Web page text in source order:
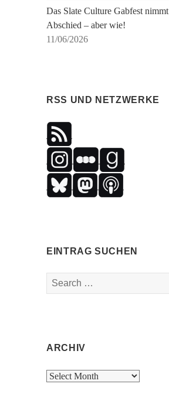
Das Slate Culture Gabfest nimmt
Abschied – aber wie!
11/06/2026
RSS UND NETZWERKE
EINTRAG SUCHEN
Search
for:
ARCHIV
Archiv